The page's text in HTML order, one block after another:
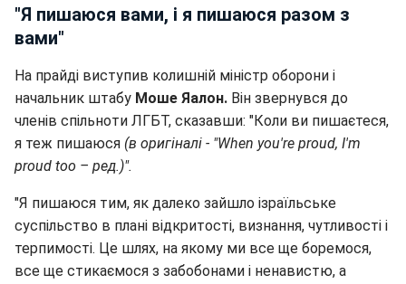
"Я пишаюся вами, і я пишаюся разом з
вами"
На прайді виступив колишній міністр оборони і
начальник штабу Моше Яалон. Він звернувся до
членів спільноти ЛГБТ, сказавши: "Коли ви пишаєтеся,
я теж пишаюся (в оригіналі - "When you're proud, I'm
proud too – ред.)".
"Я пишаюся тим, як далеко зайшло ізраїльське
суспільство в плані відкритості, визнання, чутливості і
терпимості. Це шлях, на якому ми все ще боремося,
все ще стикаємося з забобонами і ненавистю, а